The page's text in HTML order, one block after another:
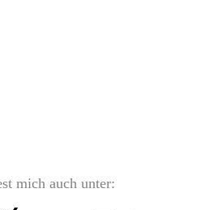
mich auch unter: